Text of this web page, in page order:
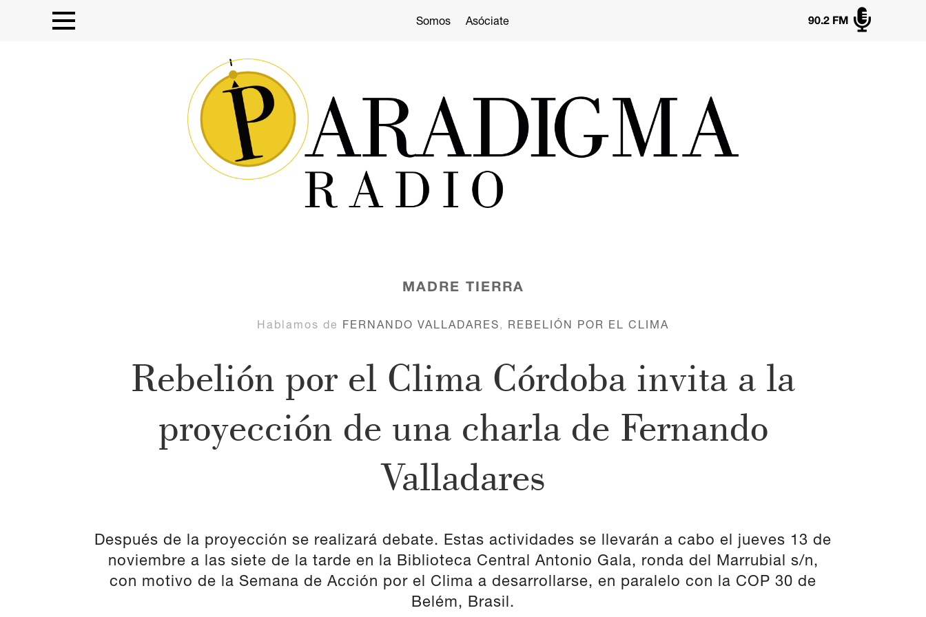
Somos Asóciate 
90.2 FM
MADRE TIERRA
Hablamos de FERNANDO VALLADARES, REBELIÓN POR EL CLIMA
Rebelión por el Clima Córdoba invita a la
proyección de una charla de Fernando
Valladares
Después de la proyección se realizará debate. Estas actividades se llevarán a cabo el jueves 13 de
noviembre a las siete de la tarde en la Biblioteca Central Antonio Gala, ronda del Marrubial s/n,
con motivo de la Semana de Acción por el Clima a desarrollarse, en paralelo con la COP 30 de
Belém, Brasil.